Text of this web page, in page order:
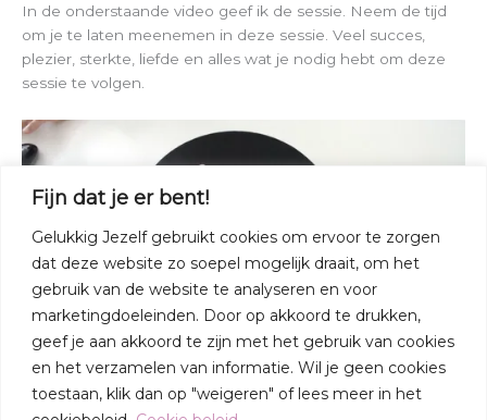
Fijn dat je er bent!
Gelukkig Jezelf gebruikt cookies om ervoor te zorgen
dat deze website zo soepel mogelijk draait, om het
gebruik van de website te analyseren en voor
marketingdoeleinden. Door op akkoord te drukken,
geef je aan akkoord te zijn met het gebruik van cookies
en het verzamelen van informatie. Wil je geen cookies
toestaan, klik dan op "weigeren" of lees meer in het
In de onderstaande video geef ik de sessie. Neem de tijd
om je te laten meenemen in deze sessie. Veel succes,
plezier, sterkte, liefde en alles wat je nodig hebt om deze
sessie te volgen.